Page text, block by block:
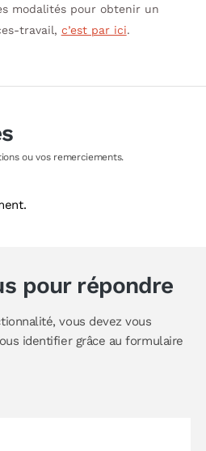
modalités pour obtenir un
travail, c’est par ici.
ou vos remerciements.
pour répondre
vous devez vous
identifier grâce au formulaire